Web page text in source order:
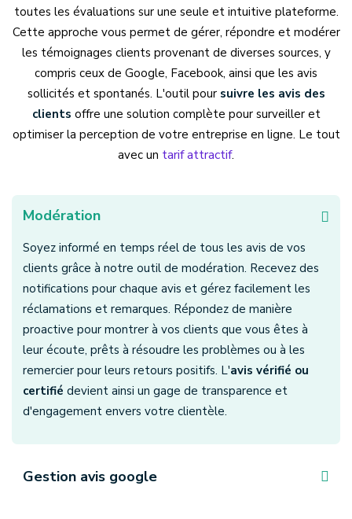
toutes les évaluations sur une seule et intuitive plateforme.
Cette approche vous permet de gérer, répondre et modérer
les témoignages clients provenant de diverses sources, y
compris ceux de Google, Facebook, ainsi que les avis
sollicités et spontanés. L'outil pour suivre les avis des
clients offre une solution complète pour surveiller et
optimiser la perception de votre entreprise en ligne. Le tout
avec un tarif attractif.
Modération
Soyez informé en temps réel de tous les avis de vos
clients grâce à notre outil de modération. Recevez des
notifications pour chaque avis et gérez facilement les
réclamations et remarques. Répondez de manière
proactive pour montrer à vos clients que vous êtes à
leur écoute, prêts à résoudre les problèmes ou à les
remercier pour leurs retours positifs. L'avis vérifié ou
certifié devient ainsi un gage de transparence et
d'engagement envers votre clientèle.
Gestion avis google